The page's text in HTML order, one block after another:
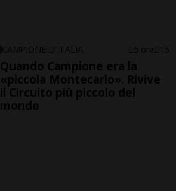
CAMPIONE D'ITALIA 5 ore 15
Quando Campione era la
«piccola Montecarlo». Rivive
il Circuito più piccolo del
mondo